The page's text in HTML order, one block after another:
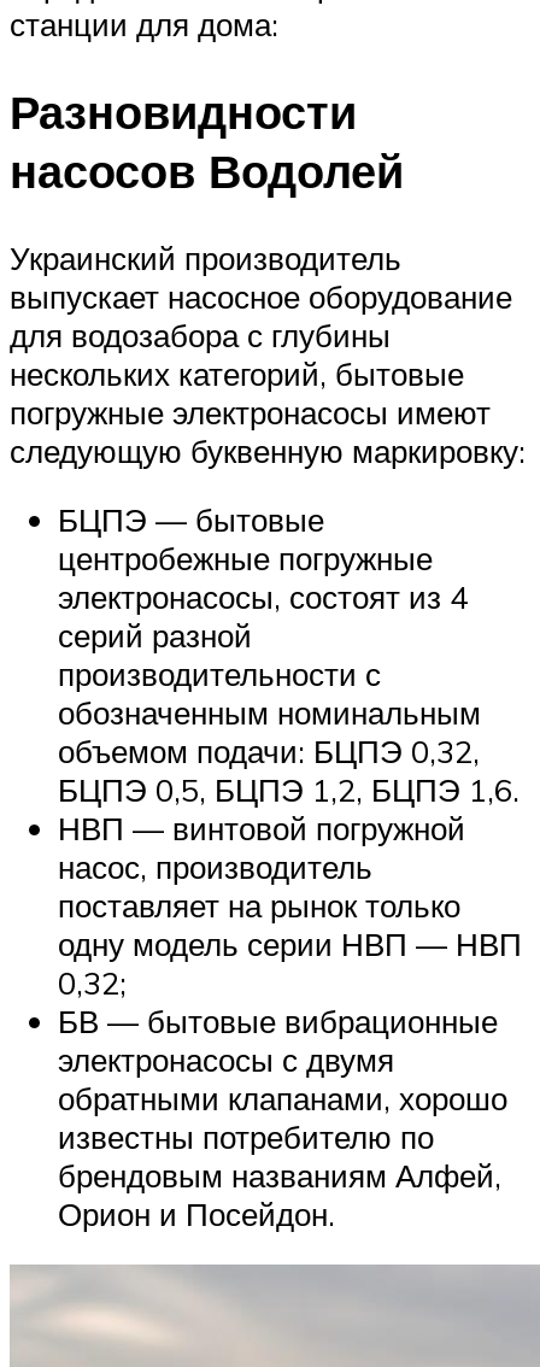
станции для дома:
Разновидности
насосов Водолей
Украинский производитель
выпускает насосное оборудование
для водозабора с глубины
нескольких категорий, бытовые
погружные электронасосы имеют
следующую буквенную маркировку:
БЦПЭ — бытовые
центробежные погружные
электронасосы, состоят из 4
серий разной
производительности с
обозначенным номинальным
объемом подачи: БЦПЭ 0,32,
БЦПЭ 0,5, БЦПЭ 1,2, БЦПЭ 1,6.
НВП — винтовой погружной
насос, производитель
поставляет на рынок только
одну модель серии НВП — НВП
0,32;
БВ — бытовые вибрационные
электронасосы с двумя
обратными клапанами, хорошо
известны потребителю по
брендовым названиям Алфей,
Орион и Посейдон.